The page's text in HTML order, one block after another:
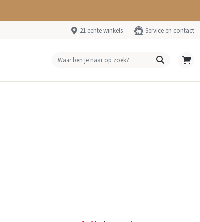
21 echte winkels Service en contact